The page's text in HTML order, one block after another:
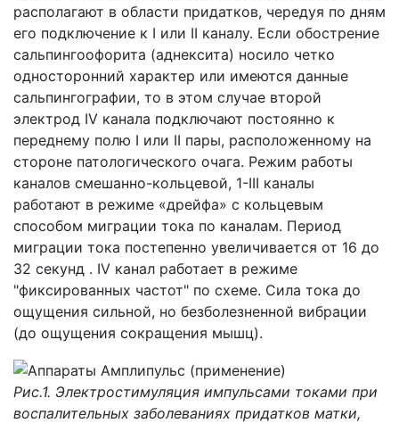
располагают в области придатков, чередуя по дням
его подключение к I или II каналу. Если обострение
сальпингоофорита (аднексита) носило четко
односторонний характер или имеются данные
сальпингографии, то в этом случае второй
электрод IV канала подключают постоянно к
переднему полю I или II пары, расположенному на
стороне патологического очага. Режим работы
каналов смешанно-кольцевой, 1-III каналы
работают в режиме «дрейфа» с кольцевым
способом миграции тока по каналам. Период
миграции тока постепенно увеличивается от 16 до
32 секунд . IV канал работает в режиме
"фиксированных частот" по схеме. Сила тока до
ощущения сильной, но безболезненной вибрации
(до ощущения сокращения мышц).
Рис.1. Электростимуляция импульсами токами при
воспалительных заболеваниях придатков матки,